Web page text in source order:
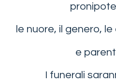
le nuore, il genero,
e
I funerali